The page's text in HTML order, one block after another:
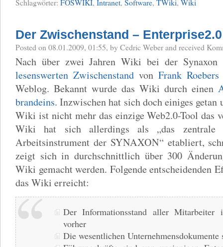
Schlagwörter: FOSWIKI, Intranet, Software, TWiki, Wiki
Der Zwischenstand –
Posted on 08.01.2009, 01:55, by Cedric Weberand received
Nach über zwei Jahren Wiki bei der
lesenswerten Zwischenstand von Frank Roebers
Weblog. Bekannt wurde das Wiki durch einen
brandeins. Inzwischen hat sich doch einiges getan
Wiki ist nicht mehr das einzige Web2.0-Tool das
Wiki hat sich allerdings als „das zentrale
Arbeitsinstrument der SYNAXON“ etabliert,
zeigt sich in durchschnittlich über 300
Wiki gemacht werden. Folgende entscheidenden
das Wiki erreicht:
Der Informationsstand aller Mitarbeiter
vorher
Die wesentlichen